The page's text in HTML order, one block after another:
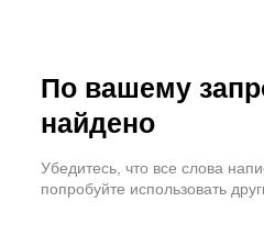
По вашему
найдено
Убедитесь, что все слова
попробуйте использовать